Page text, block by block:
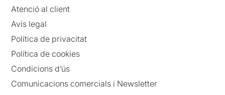
Atenció al client
Avís legal
Política de privacitat
Política de cookies
Condicions d’ús
Comunicacions comercials i Newsletter